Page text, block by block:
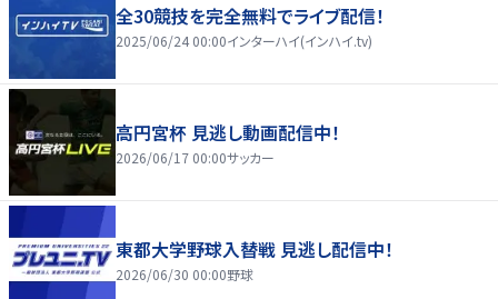
全30競技を完全無料でライブ配信！
2025/06/24 00:00インターハイ(インハイ.tv)
高円宮杯 見逃し動画配信中！
2026/06/17 00:00サッカー
東都大学野球入替戦 見逃し配信中！
2026/06/30 00:00野球